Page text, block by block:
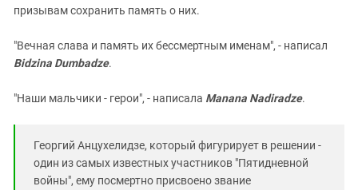
призывам сохранить память о них.
"Вечная слава и память их бессмертным именам", - написал
Bidzina Dumbadze.
"Наши мальчики - герои", - написала Manana Nadiradze.
Георгий Анцухелидзе, который фигурирует в решении -
один из самых известных участников "Пятидневной
войны", ему посмертно присвоено звание